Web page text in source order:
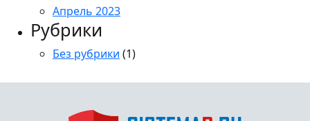
Апрель 2023
Рубрики
Без рубрики (1)